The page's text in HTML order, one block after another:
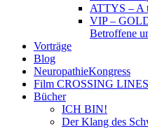
ATTYS – A
VIP –
Betroffene
Vorträge
Blog
NeuropathieKongress
Film CROSSING LINES
Bücher
ICH BIN!
Der Klang des